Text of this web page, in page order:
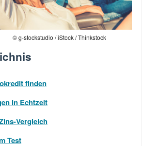
© g-stockstudio / iStock / Thinkstock
finden
in Echtzeit
Vergleich
Test